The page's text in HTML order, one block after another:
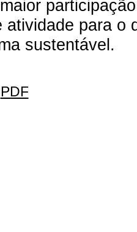
atividade para o
sustentável.
PDF